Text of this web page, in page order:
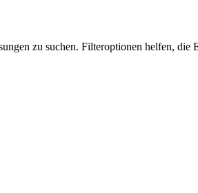
zu suchen. Filteroptionen helfen, die